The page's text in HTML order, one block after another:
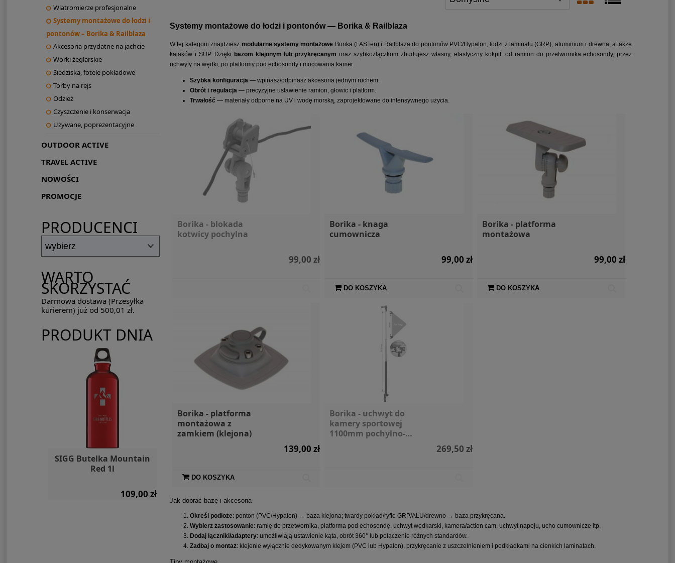
Wiatromierze profesjonalne
Systemy montażowe do łodzi i
pontonów – Borika & Railblaza
Akcesoria przydatne na jachcie
Worki żeglarskie
Siedziska, fotele pokładowe
Torby na rejs
Odzież
Czyszczenie i konserwacja
Używane, poprezentacyjne
OUTDOOR ACTIVE
TRAVEL ACTIVE
NOWOŚCI
PROMOCJE
PRODUCENCI
WARTO
SKORZYSTAĆ
Darmowa dostawa (Przesyłka
kurierem) już od 500,01 zł.
PRODUKT DNIA
SIGG Butelka Mountain
Red 1l
109,00 zł
Cena regularna:2 999,00 zł
Systemy montażowe do łodzi i pontonów — Borika & Railblaza
W tej kategorii znajdziesz modularne systemy montażowe Borika (FASTen) i Railblaza do pontonów PVC/Hypalon, łodzi z laminatu (GRP), aluminium i drewna, a także
kajaków i SUP. Dzięki bazom klejonym lub przykręcanym oraz szybkozłączkom zbudujesz własny, elastyczny kokpit: od ramion do przetwornika echosondy, przez
uchwyty na wędki, po platformy pod echosondy i mocowania kamer.
Szybka konfiguracja— wpinasz/odpinasz akcesoria jednym ruchem.
Obrót i regulacja— precyzyjne ustawienie ramion, głowic i platform.
Trwałość — materiały odporne na UV i wodę morską, zaprojektowane do intensywnego użycia.
Borika - blokada
kotwicy pochylna
99,00 zł
Borika - knaga
cumownicza
99,00 zł
DO KOSZYKA
Borika - platforma
montażowa
99,00 zł
DO KOSZYKA
Borika - platforma
montażowa z
zamkiem (klejona)
139,00 zł
DO KOSZYKA
Borika - uchwyt do
kamery sportowej
1100mm pochylno-
269,50 zł
Jak dobrać bazę i akcesoria
Określ podłoże: ponton (PVC/Hypalon) → baza klejona; twardy pokład/ryfle GRP/ALU/drewno → baza przykręcana.
Wybierz zastosowanie: ramię do przetwornika, platforma pod echosondę, uchwyt wędkarski, kamera/action cam, uchwyt napoju, ucho cumownicze itp.
Dodaj łączniki/adaptery: umożliwiają ustawienie kąta, obrót 360° lub połączenie różnych standardów.
Zadbaj o montaż: klejenie wyłącznie dedykowanym klejem (PVC lub Hypalon), przykręcanie z uszczelnieniem i podkładkami na cienkich laminatach.